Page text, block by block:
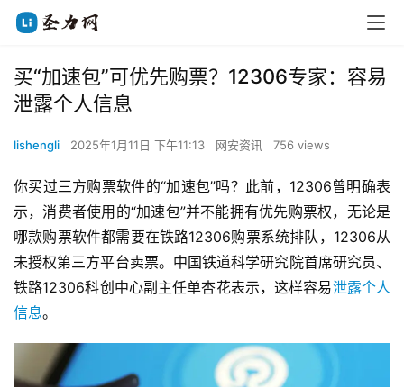
买“加速包”可优先购票？12306专家：容易
泄露个人信息
lishengli 2025年1月11日 下午11:13 网安资讯 756 views
你买过三方购票软件的“加速包”吗？此前，12306曾明确表
示，消费者使用的“加速包”并不能拥有优先购票权，无论是
哪款购票软件都需要在铁路12306购票系统排队，12306从
未授权第三方平台卖票。中国铁道科学研究院首席研究员、
铁路12306科创中心副主任单杏花表示，这样容易泄露个人
信息。